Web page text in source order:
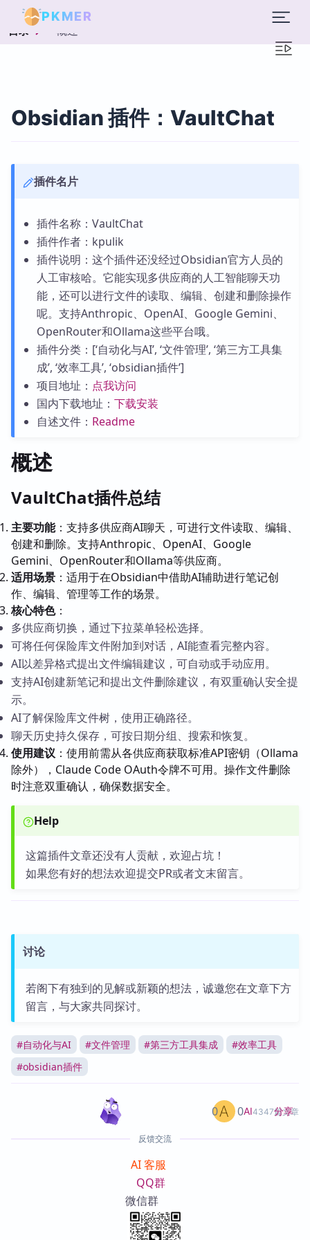
PKMER
目录 概述
Obsidian 插件：VaultChat
插件名片
插件名称：VaultChat
插件作者：kpulik
插件说明：这个插件还没经过Obsidian官方人员的
人工审核哈。它能实现多供应商的人工智能聊天功
能，还可以进行文件的读取、编辑、创建和删除操作
呢。支持Anthropic、OpenAI、Google Gemini、
OpenRouter和Ollama这些平台哦。
插件分类：[‘自动化与AI’, ‘文件管理’, ‘第三方工具集
成’, ‘效率工具’, ‘obsidian插件’]
项目地址： 点我访问
国内下载地址： 下载安装
自述文件： Readme
概述
VaultChat插件总结
主要功能：支持多供应商AI聊天，可进行文件读取、编辑、
创建和删除。支持Anthropic、OpenAI、Google
Gemini、OpenRouter和Ollama等供应商。
适用场景 ：适用于在Obsidian中借助AI辅助进行笔记创
作、编辑、管理等工作的场景。
核心特色：
多供应商切换，通过下拉菜单轻松选择。
可将任何保险库文件附加到对话，AI能查看完整内容。
AI以差异格式提出文件编辑建议，可自动或手动应用。
支持AI创建新笔记和提出文件删除建议，有双重确认安全提
示。
AI了解保险库文件树，使用正确路径。
聊天历史持久保存，可按日期分组、搜索和恢复。
使用建议 ：使用前需从各供应商获取标准API密钥（Ollama
除外），Claude Code OAuth令牌不可用。操作文件删除
时注意双重确认，确保数据安全。
Help
这篇插件文章还没有人贡献，欢迎占坑！
如果您有好的想法欢迎提交PR或者文末留言。
讨论
若阁下有独到的见解或新颖的想法，诚邀您在文章下方
留言，与大家共同探讨。
#自动化与AI #文件管理 #第三方工具集成 #效率工具
#obsidian插件
AI4347篇文章
0 0 分享
反馈交流
AI 客服
QQ群
微信群